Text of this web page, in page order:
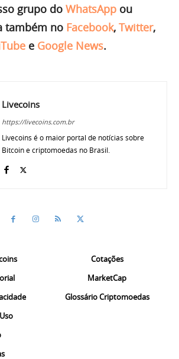
grupo do WhatsApp ou
também no Facebook, Twitter,
e Google News.
Livecoins
https://livecoins.com.br
Livecoins é o maior portal de notícias sobre
Bitcoin e criptomoedas no Brasil.
Cotações
MarketCap
Glossário Criptomoedas